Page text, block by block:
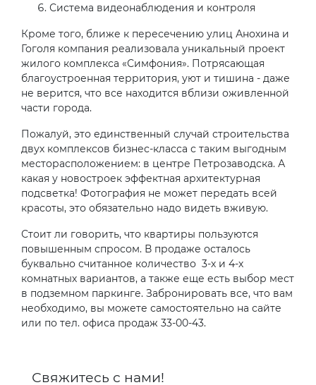
Система видеонаблюдения и контроля
Кроме того, ближе к пересечению улиц Анохина и
Гоголя компания реализовала уникальный проект
жилого комплекса «Симфония». Потрясающая
благоустроенная территория, уют и тишина - даже
не верится, что все находится вблизи оживленной
части города.
Пожалуй, это единственный случай строительства
двух комплексов бизнес-класса с таким выгодным
месторасположением: в центре Петрозаводска. А
какая у новостроек эффектная архитектурная
подсветка! Фотография не может передать всей
красоты, это обязательно надо видеть вживую.
Стоит ли говорить, что квартиры пользуются
повышенным спросом. В продаже осталось
буквально считанное количество 3-х и 4-х
комнатных вариантов, а также еще есть выбор мест
в подземном паркинге. Забронировать все, что вам
необходимо, вы можете самостоятельно на сайте
или по тел. офиса продаж 33-00-43.
Свяжитесь с нами!